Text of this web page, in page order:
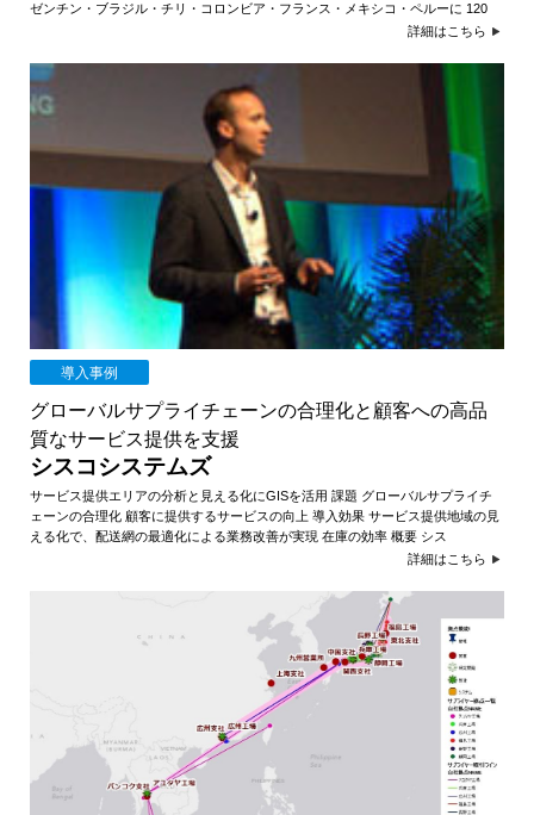
ゼンチン・ブラジル・チリ・コロンビア・フランス・メキシコ・ペルーに 120
詳細はこちら
導入事例
グローバルサプライチェーンの合理化と顧客への高品
質なサービス提供を支援
シスコシステムズ
サービス提供エリアの分析と見える化にGISを活用 課題 グローバルサプライチ
ェーンの合理化 顧客に提供するサービスの向上 導入効果 サービス提供地域の見
える化で、配送網の最適化による業務改善が実現 在庫の効率 概要 シス
詳細はこちら